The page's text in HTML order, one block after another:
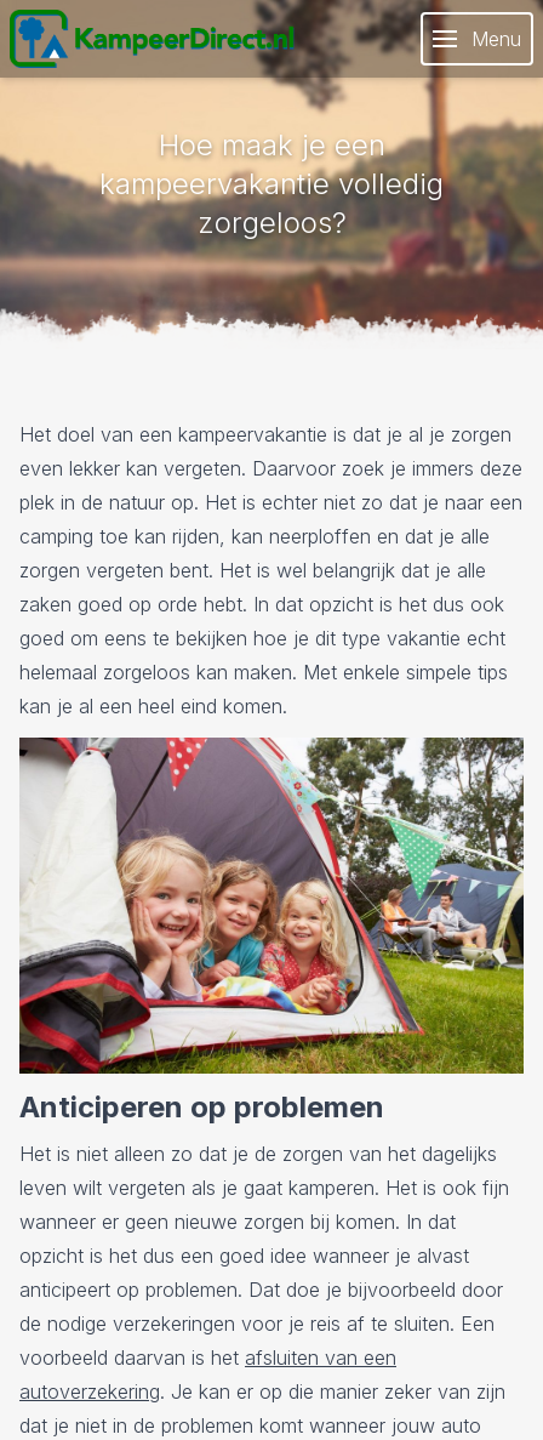
Menu
Hoe maak je een
kampeervakantie volledig
zorgeloos?
Het doel van een kampeervakantie is dat je al je zorgen
even lekker kan vergeten. Daarvoor zoek je immers deze
plek in de natuur op. Het is echter niet zo dat je naar een
camping toe kan rijden, kan neerploffen en dat je alle
zorgen vergeten bent. Het is wel belangrijk dat je alle
zaken goed op orde hebt. In dat opzicht is het dus ook
goed om eens te bekijken hoe je dit type vakantie echt
helemaal zorgeloos kan maken. Met enkele simpele tips
kan je al een heel eind komen.
Anticiperen op problemen
Het is niet alleen zo dat je de zorgen van het dagelijks
leven wilt vergeten als je gaat kamperen. Het is ook fijn
wanneer er geen nieuwe zorgen bij komen. In dat
opzicht is het dus een goed idee wanneer je alvast
anticipeert op problemen. Dat doe je bijvoorbeeld door
de nodige verzekeringen voor je reis af te sluiten. Een
voorbeeld daarvan is het afsluiten van een
autoverzekering. Je kan er op die manier zeker van zijn
dat je niet in de problemen komt wanneer jouw auto